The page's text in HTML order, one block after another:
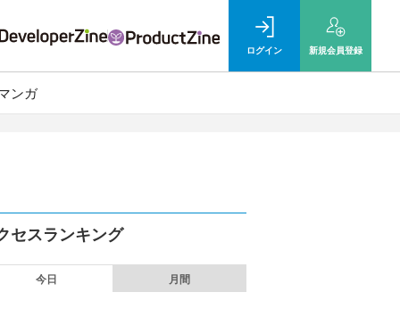
ログイン 新規会員登録
ンガ
セスランキング
今日 月間